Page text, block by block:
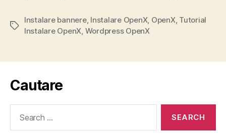
Tags
Instalare bannere, Instalare OpenX, OpenX, Tutorial
Instalare OpenX, Wordpress OpenX
Cautare